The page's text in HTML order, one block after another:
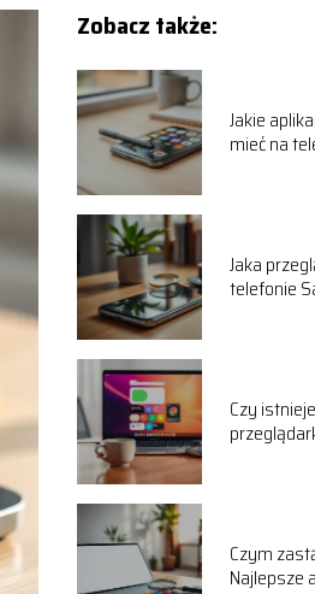
Zobacz także:
Jakie
mieć na
Jaka
telefonie
Czy
Czym
Najlepsze